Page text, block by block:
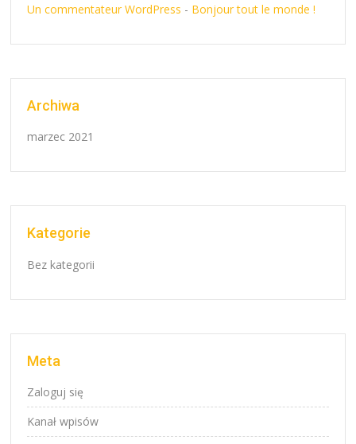
Un commentateur WordPress - Bonjour tout le monde !
Archiwa
marzec 2021
Kategorie
Bez kategorii
Meta
Zaloguj się
Kanał wpisów